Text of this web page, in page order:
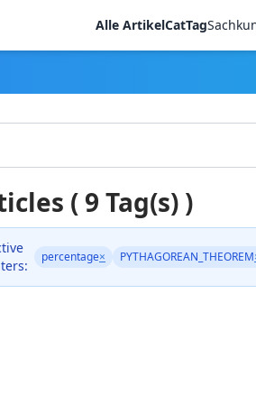
Alle ArtikelCatTag
( 9 Tag(s) )
percentage× PYTHAGOREAN_THEOREM